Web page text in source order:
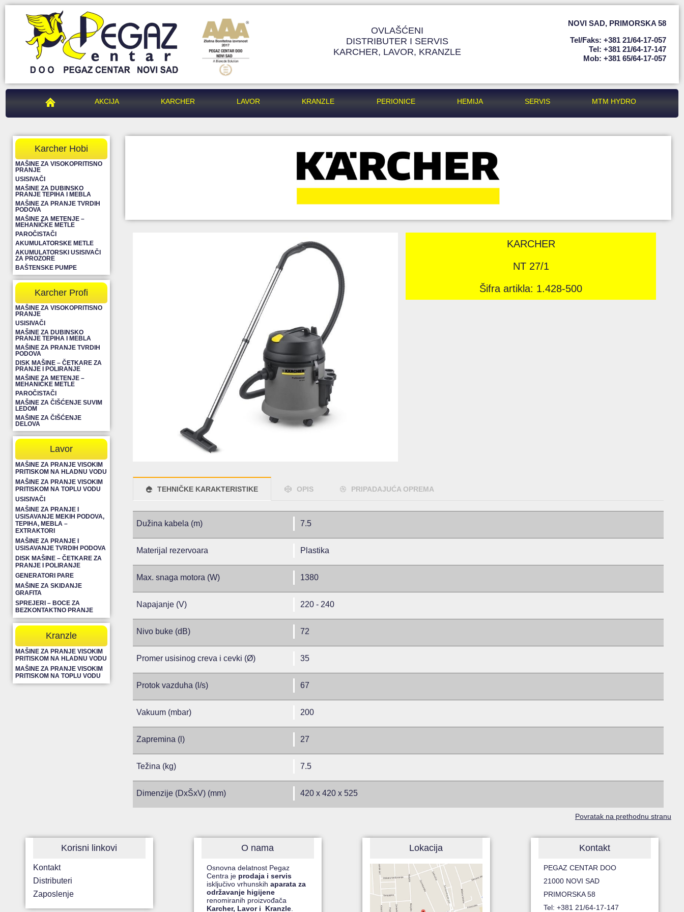
OVLAŠĆENI
DISTRIBUTER I SERVIS
KARCHER, LAVOR, KRANZLE
NOVI SAD, PRIMORSKA 58
Tel/faks: +381 21/64-17-057
Tel: +381 21/64-17-147
Mob: +381 65/64-17-057
PEGAZ CENTARAKCIJA KARCHER LAVOR KRANZLE PERIONICE HEMIJA SERVIS MTM HYDRO
Karcher Hobi
MAŠINE ZA VISOKOPRITISNO
PRANJE
USISIVAČI
MAŠINE ZA DUBINSKO
PRANJE TEPIHA I MEBLA
MAŠINE ZA PRANJE TVRDIH
PODOVA
MAŠINE ZA METENJE –
MEHANIČKE METLE
PAROČISTAČI
AKUMULATORSKE METLE
AKUMULATORSKI USISIVAČI
ZA PROZORE
BAŠTENSKE PUMPE
Karcher Profi
MAŠINE ZA VISOKOPRITISNO
PRANJE
USISIVAČI
MAŠINE ZA DUBINSKO
PRANJE TEPIHA I MEBLA
MAŠINE ZA PRANJE TVRDIH
PODOVA
DISK MAŠINE – ČETKARE ZA
PRANJE I POLIRANJE
MAŠINE ZA METENJE –
MEHANIČKE METLE
PAROČISTAČI
MAŠINE ZA ČIŠĆENJE SUVIM
LEDOM
MAŠINE ZA ČIŠĆENJE
DELOVA
Lavor
MAŠINE ZA PRANJE VISOKIM
PRITISKOM NA HLADNU VODU
MAŠINE ZA PRANJE VISOKIM
PRITISKOM NA TOPLU VODU
USISIVAČI
MAŠINE ZA PRANJE I
USISAVANJE MEKIH PODOVA,
TEPIHA, MEBLA –
EXTRAKTORI
MAŠINE ZA PRANJE I
USISAVANJE TVRDIH PODOVA
DISK MAŠINE – ČETKARE ZA
PRANJE I POLIRANJE
GENERATORI PARE
MAŠINE ZA SKIDANJE
GRAFITA
SPREJERI – BOCE ZA
BEZKONTAKTNO PRANJE
Kranzle
MAŠINE ZA PRANJE VISOKIM
PRITISKOM NA HLADNU VODU
MAŠINE ZA PRANJE VISOKIM
PRITISKOM NA TOPLU VODU
KARCHER
NT 27/1
Šifra artikla: 1.428-500
TEHNIČKE KARAKTERISTIKE OPIS PRIPADAJUĆA OPREMA
Dužina kabela (m) 7.5
Materijal rezervoara Plastika
Max. snaga motora (W) 1380
Napajanje (V) 220 - 240
Nivo buke (dB) 72
Promer usisinog creva i cevki (Ø) 35
Protok vazduha (l/s) 67
Vakuum (mbar) 200
Zapremina (l) 27
Težina (kg) 7.5
Dimenzije (DxŠxV) (mm) 420 x 420 x 525
Povratak na prethodnu stranu
Korisni linkovi
Kontakt
Distributeri
Zaposlenje
O nama
Osnovna delatnost Pegaz
Centra je prodaja i servis
isključivo vrhunskihaparata za
održavanje higijene
renomiranih proizvođača
Karcher, Lavor i Kranzle
Lokacija Kontakt
PEGAZ CENTAR DOO
21000 NOVI SAD
PRIMORSKA 58
Tel: +381 21/64-17-147